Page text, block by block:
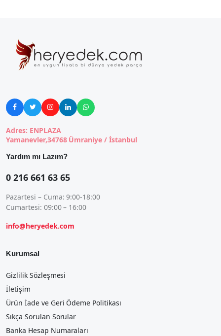
    
Adres: ENPLAZA
Yamanevler,34768 Ümraniye / İstanbul
Yardım mı Lazım?
0 216 661 63 65
Pazartesi – Cuma: 9:00-18:00
Cumartesi: 09:00 – 16:00
info@heryedek.com
Kurumsal
Gizlilik Sözleşmesi
İletişim
Ürün İade ve Geri Ödeme Politikası
Sıkça Sorulan Sorular
Banka Hesap Numaraları